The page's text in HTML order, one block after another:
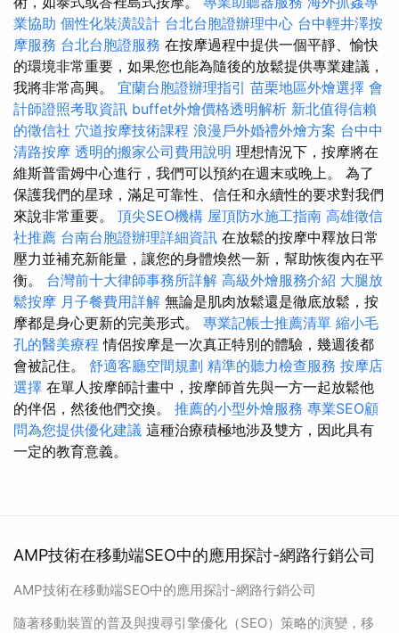
業協助 個性化裝潢設計 台北台胞證辦理中心 台中輕井澤按
摩服務 台北台胞證服務 在按摩過程中提供一個平靜、愉快
的環境非常重要，如果您也能為隨後的放鬆提供專業建議，
我將非常高興。 宜蘭台胞證辦理指引 苗栗地區外燴選擇 會
計師證照考取資訊 buffet外燴價格透明解析 新北值得信賴
的徵信社 穴道按摩技術課程 浪漫戶外婚禮外燴方案 台中中
清路按摩 透明的搬家公司費用說明 理想情況下，按摩將在
維斯普雷姆中心進行，我們可以預約在週末或晚上。 為了
保護我們的星球，滿足可靠性、信任和永續性的要求對我們
來說非常重要。 頂尖SEO機構 屋頂防水施工指南 高雄徵信
社推薦 台南台胞證辦理詳細資訊 在放鬆的按摩中釋放日常
壓力並補充新能量，讓您的身體煥然一新，幫助恢復內在平
衡。 台灣前十大律師事務所詳解 高級外燴服務介紹 大腿放
鬆按摩 月子餐費用詳解 無論是肌肉放鬆還是徹底放鬆，按
摩都是身心更新的完美形式。 專業記帳士推薦清單 縮小毛
孔的醫美療程 情侶按摩是一次真正特別的體驗，幾週後都
會被記住。 舒適客廳空間規劃 精準的聽力檢查服務 按摩店
選擇 在單人按摩師計畫中，按摩師首先與一方一起放鬆他
的伴侶，然後他們交換。 推薦的小型外燴服務 專業SEO顧
問為您提供優化建議 這種治療積極地涉及雙方，因此具有
一定的教育意義。
AMP技術在移動端SEO中的應用探討-網路行銷公司
AMP技術在移動端SEO中的應用探討-網路行銷公司
隨著移動裝置的普及與搜尋引擎優化（SEO）策略的演變，移